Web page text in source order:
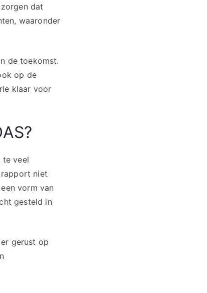
dat
waaronder
de toekomst.
op de
klaar voor
te veel
niet
vorm van
gesteld in
gerust op